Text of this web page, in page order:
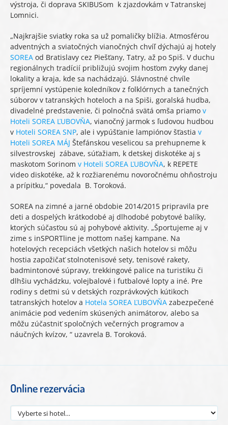
výstroja, či doprava SKIBUSom k zjazdovkám v Tatranskej
Lomnici.
„Najkrajšie sviatky roka sa už pomaličky blížia. Atmosférou
adventných a sviatočných vianočných chvíľ dýchajú aj hotely
SOREA od Bratislavy cez Piešťany, Tatry, až po Spiš. V duchu
regionálnych tradícií približujú svojim hosťom zvyky danej
lokality a kraja, kde sa nachádzajú. Slávnostné chvíle
spríjemní vystúpenie koledníkov z folklórnych a tanečných
súborov v tatranských hoteloch a na Spiši, goralská hudba,
divadelné predstavenie, či polnočná svätá omša priamo v
Hoteli SOREA ĽUBOVŇA, vianočný jarmok s ľudovou hudbou
v Hoteli SOREA SNP, ale i vypúšťanie lampiónov šťastia v
Hoteli SOREA MÁJ Štefánskou veselicou sa prehupneme k
silvestrovskej zábave, súťažiam, k detskej diskotéke aj s
maskotom Sorinom v Hoteli SOREA ĽUBOVŇA, k REPETE
video diskotéke, až k rozžiarenému novoročnému ohňostroju
a prípitku,“ povedala B. Toroková.
SOREA na zimné a jarné obdobie 2014/2015 pripravila pre
deti a dospelých krátkodobé aj dlhodobé pobytové balíky,
ktorých súčasťou sú aj pohybové aktivity. „Športujeme aj v
zime s inSPORTline je mottom našej kampane. Na
hotelových recepciách všetkých našich hotelov si môžu
hostia zapožičať stolnotenisové sety, tenisové rakety,
badmintonové súpravy, trekkingové palice na turistiku či
dlhšiu vychádzku, volejbalové i futbalové lopty a iné. Pre
rodiny s deťmi sú v detských rozprávkových kútikoch
tatranských hotelov a Hotela SOREA ĽUBOVŇA zabezpečené
animácie pod vedením skúsených animátorov, alebo sa
môžu zúčastniť spoločných večerných programov a
náučných kvízov, “ uzavrela B. Toroková.
Online rezervácia